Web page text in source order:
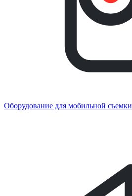
Оборудование для мобильной съемки